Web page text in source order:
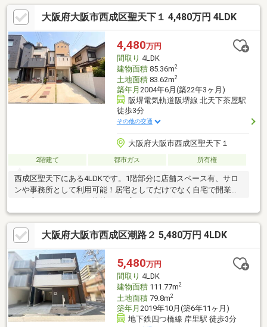
3公園 徒歩約3分●スーパー玉出 岸里店 徒歩約14分
大阪府大阪市西成区聖天下１ 4,480万円 4LDK
4,480万円
間取り 4LDK
建物面積85.36m2
土地面積83.62m2
築年月 2004年6月(築22年3ヶ月)
阪堺電気軌道阪堺線 北天下茶屋駅
徒歩3分
その他の交通
大阪府大阪市西成区聖天下１
2階建て 都市ガス 所有権
西成区聖天下にある4LDKです。1階部分に店舗スペース有、サロ
ンや事務所として利用可能！居宅としてだけでなく自宅で開業し
ン採用で生活動線をスムーズに。ゆったりスペースのある洗面所
とバスルームもポイントです！玄関は吹き抜けになっているので
解放感有☆天下茶屋小学校まで徒歩1分、天下茶屋中学校まで徒
歩12分。周辺にはスーパーやドラッグストア、コンビニなど有で
お買い物も便利です。内見等お気軽にお問い合わせください。
大阪府大阪市西成区潮路２ 5,480万円 4LDK
5,480万円
間取り 4LDK
建物面積111.77m2
土地面積79.8m2
築年月 2019年10月(築6年11ヶ月)
地下鉄四つ橋線 岸里駅 徒歩3分